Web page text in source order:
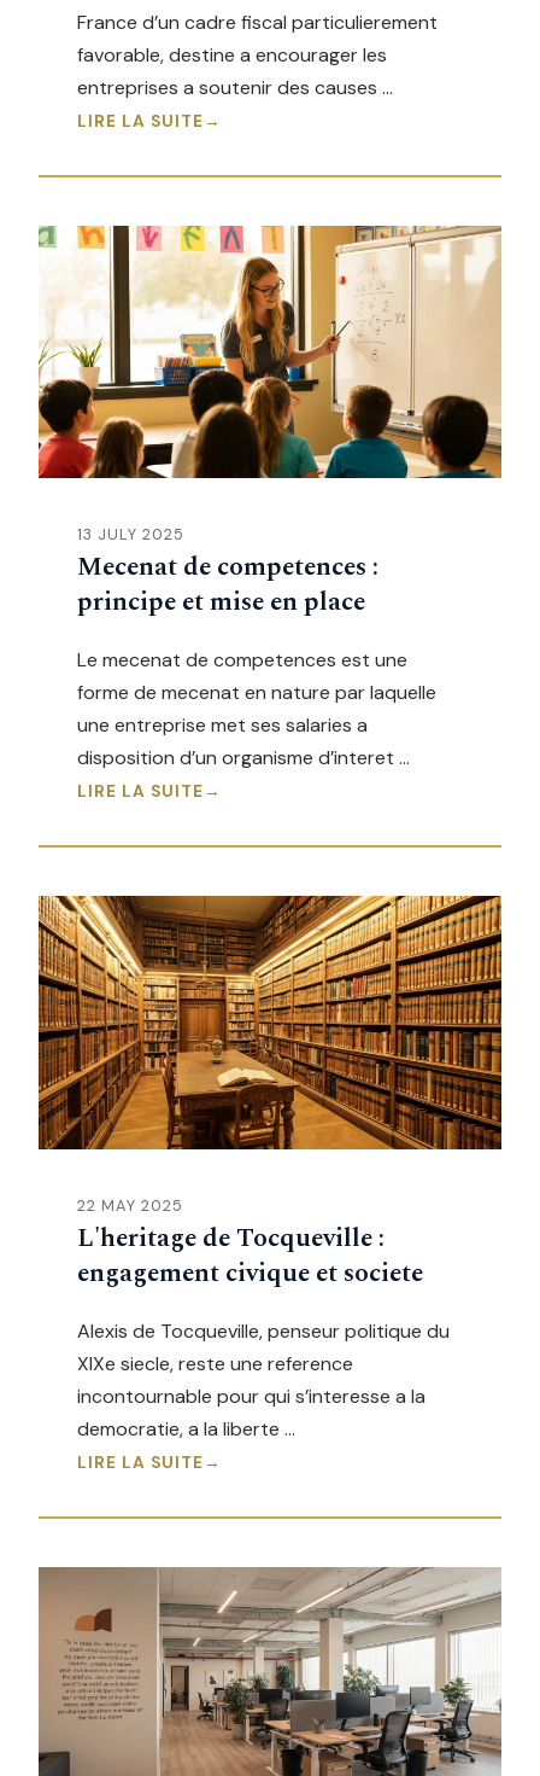
France d’un cadre fiscal particulierement
favorable, destine a encourager les
entreprises a soutenir des causes …
LIRE LA SUITE
13 JULY 2025
Mecenat de competences :
principe et mise en place
Le mecenat de competences est une
forme de mecenat en nature par laquelle
une entreprise met ses salaries a
disposition d’un organisme d’interet …
LIRE LA SUITE
22 MAY 2025
L'heritage de Tocqueville :
engagement civique et societe
Alexis de Tocqueville, penseur politique du
XIXe siecle, reste une reference
incontournable pour qui s’interesse a la
democratie, a la liberte …
LIRE LA SUITE